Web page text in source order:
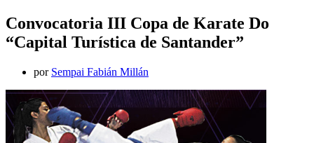
Convocatoria III Copa de Karate Do
“Capital Turística de Santander”
por Sempai Fabián Millán